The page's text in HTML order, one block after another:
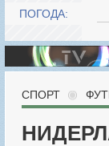
ПОГОДА:
СПОРТ